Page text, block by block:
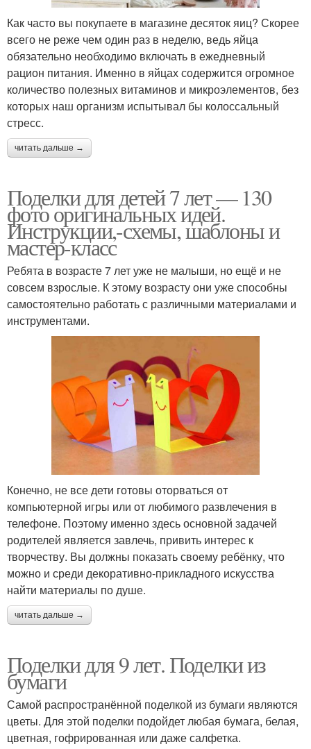
Как часто вы покупаете в магазине десяток яиц? Скорее
всего не реже чем один раз в неделю, ведь яйца
обязательно необходимо включать в ежедневный
рацион питания. Именно в яйцах содержится огромное
количество полезных витаминов и микроэлементов, без
которых наш организм испытывал бы колоссальный
стресс.
читать дальше →
Поделки для детей 7 лет — 130
фото оригинальных идей.
Инструкции,-схемы, шаблоны и
мастер-класс
Ребята в возрасте 7 лет уже не малыши, но ещё и не
совсем взрослые. К этому возрасту они уже способны
самостоятельно работать с различными материалами и
инструментами.
Конечно, не все дети готовы оторваться от
компьютерной игры или от любимого развлечения в
телефоне. Поэтому именно здесь основной задачей
родителей является завлечь, привить интерес к
творчеству. Вы должны показать своему ребёнку, что
можно и среди декоративно-прикладного искусства
найти материалы по душе.
читать дальше →
Поделки для 9 лет. Поделки из
бумаги
Самой распространённой поделкой из бумаги являются
цветы. Для этой поделки подойдет любая бумага, белая,
цветная, гофрированная или даже салфетка.